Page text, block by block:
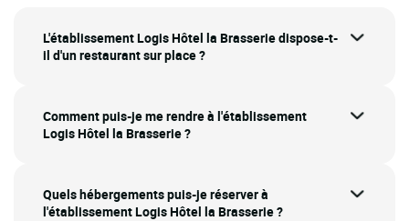
L'établissement Logis Hôtel la Brasserie dispose-t-
il d'un restaurant sur place ?
Comment puis-je me rendre à l'établissement
Logis Hôtel la Brasserie ?
Quels hébergements puis-je réserver à
l'établissement Logis Hôtel la Brasserie ?